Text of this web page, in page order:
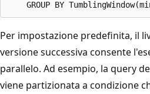
Per impostazione predefinita, il
versione successiva consente
parallelo. Ad esempio, la query
viene partizionata a condizione